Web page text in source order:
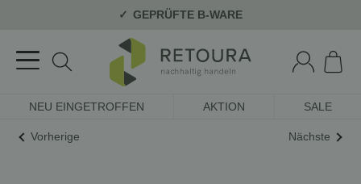
GEPRÜFTE B-WARE
NEU EINGETROFFEN AKTION SALE
Vorherige Nächste